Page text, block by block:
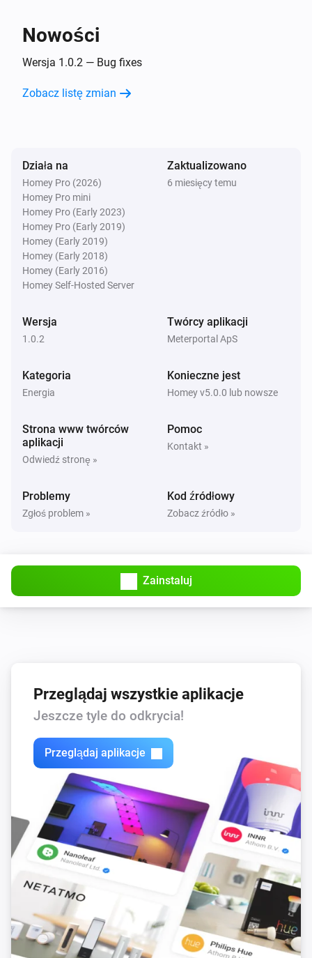
Utility Meter
threshold
Nowości
Wersja 1.0.2 — Bug fixes
Zobacz listę zmian
Działa na
Homey Pro (2026)
Homey Pro mini
Homey Pro (Early 2023)
Homey Pro (Early 2019)
Homey (Early 2019)
Homey (Early 2018)
Homey (Early 2016)
Homey Self-Hosted Server
Zaktualizowano
6 miesięcy temu
Wersja
1.0.2
Twórcy aplikacji
Meterportal ApS
Kategoria
Energia
Konieczne jest
Homey v5.0.0 lub nowsze
Strona www twórców
aplikacji
Odwiedź stronę »
Pomoc
Kontakt »
Problemy
Zgłoś problem »
Kod źródłowy
Zobacz źródło »
Zainstaluj
Przeglądaj wszystkie aplikacje
Jeszcze tyle do odkrycia!
Przeglądaj aplikacje